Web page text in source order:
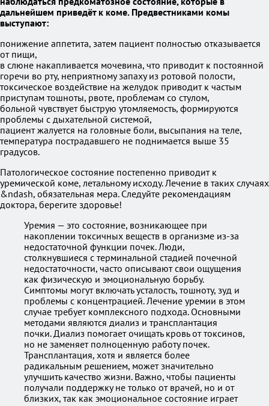
дальнейшем приведёт к коме. Предвестниками комы
выступают:
понижение аппетита, затем пациент полностью отказывается
от пищи,
в слюне накапливается мочевина, что приводит к постоянной
горечи во рту, неприятному запаху из ротовой полости,
токсическое воздействие на желудок приводит к частым
приступам тошноты, рвоте, проблемам со стулом,
больной чувствует быструю утомляемость, формируются
проблемы с дыхательной системой,
пациент жалуется на головные боли, высыпания на теле,
температура пострадавшего не поднимается выше 35
градусов.
Патологическое состояние постепенно приводит к
уремической коме, летальному исходу. Лечение в таких случаях
&ndash, обязательная мера. Следуйте рекомендациям
доктора, берегите здоровье!
Уремия — это состояние, возникающее при
накоплении токсичных веществ в организме из-за
недостаточной функции почек. Люди,
столкнувшиеся с терминальной стадией почечной
недостаточности, часто описывают свои ощущения
как физическую и эмоциональную борьбу.
Симптомы могут включать усталость, тошноту, зуд и
проблемы с концентрацией. Лечение уремии в этом
случае требует комплексного подхода. Основными
методами являются диализ и трансплантация
почки. Диализ помогает очищать кровь от токсинов,
но не заменяет полноценную работу почек.
Трансплантация, хотя и является более
радикальным решением, может значительно
улучшить качество жизни. Важно, чтобы пациенты
получали поддержку не только от врачей, но и от
близких, так как эмоциональное состояние играет